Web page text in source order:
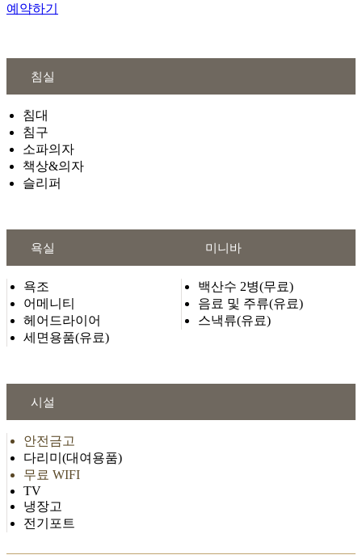
예약하기
침실
침대
침구
소파의자
책상&의자
슬리퍼
욕실
욕조
어메니티
헤어드라이어
세면용품(유료)
미니바
백산수 2병(무료)
음료 및 주류(유료)
스낵류(유료)
시설
안전금고
다리미(대여용품)
무료 WIFI
TV
냉장고
전기포트